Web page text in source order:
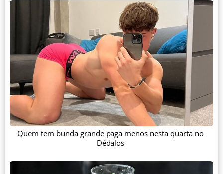
Quem tem bunda grande paga menos nesta quarta no
Dédalos